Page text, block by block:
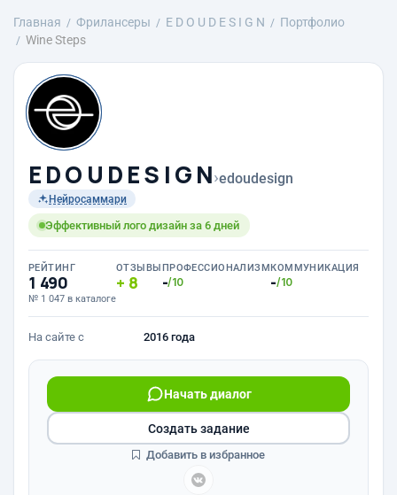
Главная Фрилансеры E D O U D E S I G N
Портфолио
Wine Steps
E D O U D E S I G N›edoudesign
Нейросаммари
Эффективный лого дизайн за 6 дней
РЕЙТИНГ
1 490
№ 1 047 в каталоге
ОТЗЫВЫ
8
ПРОФЕССИОНАЛИЗМ
-/10
КОММУНИКАЦИЯ
-/10
На сайте с 2016 года
Начать диалог
Создать задание
Добавить в избранное